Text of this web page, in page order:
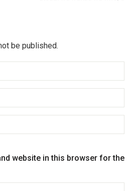
be published.
website in this browser for the